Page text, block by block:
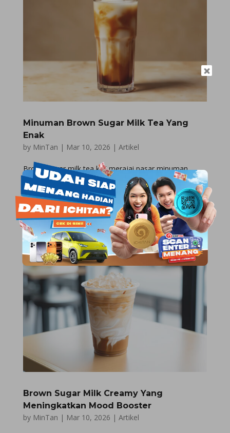
Minuman Brown Sugar Milk Tea Yang
Enak
by MinTan | Mar 10, 2026 | Artikel
Brown sugar milk tea kini merajai pasar minuman
kekinian di berbagai negara. Kombinasi susu segar dan
gula aren menciptakan rasa yang sangat istimewa.
Banyak orang rela antre panjang hanya untuk
mendapatkan segelas minuman manis ini. Tren kuliner
ini terus berkembang...
Brown Sugar Milk Creamy Yang
Meningkatkan Mood Booster
by MinTan | Mar 10, 2026 | Artikel